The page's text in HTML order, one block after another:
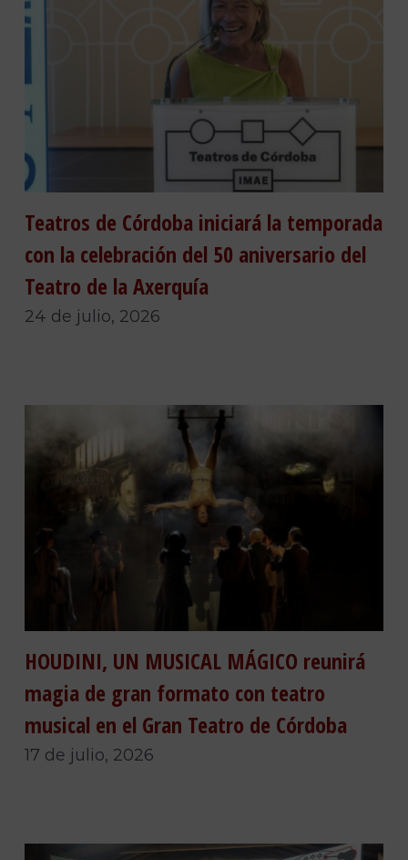
Teatros de Córdoba iniciará la temporada
con la celebración del 50 aniversario del
Teatro de la Axerquía
24 de julio, 2026
HOUDINI, UN MUSICAL MÁGICO reunirá
magia de gran formato con teatro
musical en el Gran Teatro de Córdoba
17 de julio, 2026